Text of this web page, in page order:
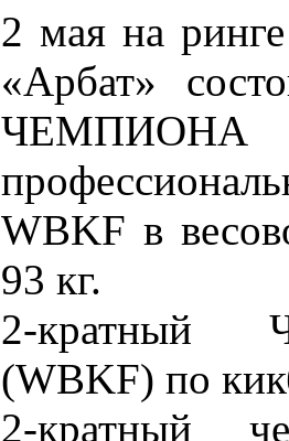
2 мая на
«Арбат»
WBKF в
93 кг.
2-кратный
(WBKF) по
2-кратный